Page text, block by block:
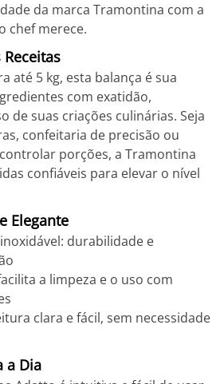
da marca Tramontina com a
chef merece.
Receitas
até 5 kg, esta balança é sua
com exatidão,
de suas criações culinárias. Seja
confeitaria de precisão ou
porções, a Tramontina
confiáveis para elevar o nível
Elegante
durabilidade e
a limpeza e o uso com
clara e fácil, sem necessidade
a Dia